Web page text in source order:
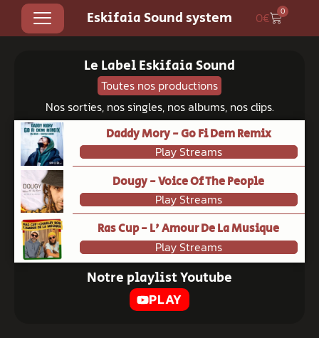
Eskifaia Sound system 0€ 0
Le Label Eskifaia Sound
Toutes nos productions
Nos sorties, nos singles, nos albums, nos clips.
Daddy Mory - Go Fi Dem Remix
Play Streams
Dougy - Voice Of The People
Play Streams
Ras Cup - L' Amour De La Musique
Play Streams
Notre playlist Youtube
PLAY